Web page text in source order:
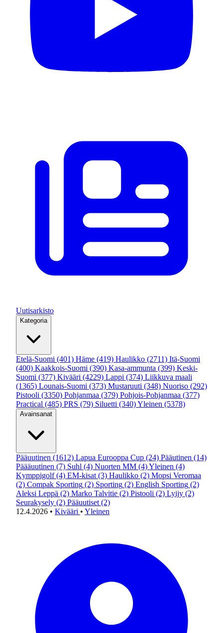
Uutisarkisto
Kategoria
Etelä-Suomi (401) Häme (419) Haulikko (2711) Itä-Suomi
(400) Kaakkois-Suomi (390) Kasa-ammunta (399) Keski-
Suomi (377) Kivääri (4229) Lappi (374) Liikkuva maali
(1365) Lounais-Suomi (373) Mustaruuti (348) Nuoriso (292)
Pistooli (3350) Pohjanmaa (379) Pohjois-Pohjanmaa (377)
Practical (485) PRS (79) Siluetti (340)Yleinen (5378)
Avainsanat
Pääuutinen (1612) Lapua Eurooppa Cup (24) Pääutinen (14)
Päääuutinen (7) Suhl (4) Nuorten MM (4)Yleinen (4)
Kymppigolf (4) EM-kisat (3) Haulikko (2) Mopsi Veromaa
(2) Compak Sporting (2) Sporting (2) English Sporting (2)
Aleksi Leppä (2) Marko Talvitie (2) Pistooli (2) Lyijy (2)
Seurakysely (2) Pääuutiset (2)
12.4.2026 • Kivääri • Yleinen